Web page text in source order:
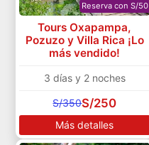
Reserva con S/50
Tours Oxapampa,
Pozuzo y Villa Rica ¡Lo
más vendido!
3 días y 2 noches
S/350S/250
Más detalles